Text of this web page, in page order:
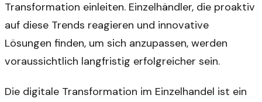
Transformation einleiten. Einzelhändler, die proaktiv
auf diese Trends reagieren und innovative
Lösungen finden, um sich anzupassen, werden
voraussichtlich langfristig erfolgreicher sein.
Die digitale Transformation im Einzelhandel ist ein